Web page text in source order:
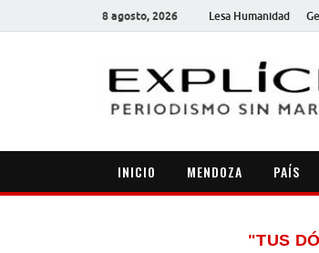
8 agosto, 2026 Lesa Humanidad
INICIO MENDOZA PAÍS
"TUS